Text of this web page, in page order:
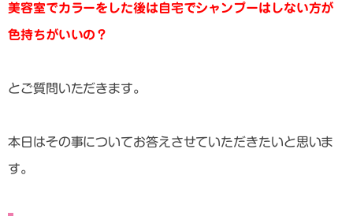
美容室でカラーをした後は自宅でシャンプーはしない方が
色持ちがいいの？
とご質問いただきます。
本日はその事についてお答えさせていただきたいと思いま
す。